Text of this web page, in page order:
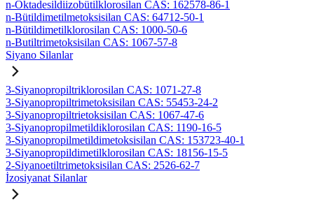
n-Oktadesildiizobütilklorosilan CAS: 162578-86-1
n-Bütildimetilmetoksisilan CAS: 64712-50-1
n-Bütildimetilklorosilan CAS: 1000-50-6
n-Butiltrimetoksisilan CAS: 1067-57-8
Siyano Silanlar
3-Siyanopropiltriklorosilan CAS: 1071-27-8
3-Siyanopropiltrimetoksisilan CAS: 55453-24-2
3-Siyanopropiltrietoksisilan CAS: 1067-47-6
3-Siyanopropilmetildiklorosilan CAS: 1190-16-5
3-Siyanopropilmetildimetoksisilan CAS: 153723-40-1
3-Siyanopropildimetilklorosilan CAS: 18156-15-5
2-Siyanoetiltrimetoksisilan CAS: 2526-62-7
İzosiyanat Silanlar